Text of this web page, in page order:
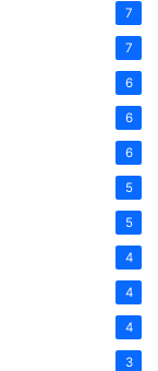
7
7
6
6
6
5
5
4
4
4
3